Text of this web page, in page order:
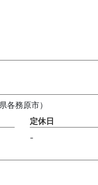
各務原市）
定休日
-